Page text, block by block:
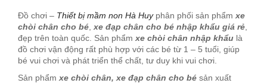
Đồ chơi – Thiết bị mầm non Hà Huyphân phối sản phẩmxe
chòi chân cho bé,xe đạp chân cho bé nhập khẩu giá rẻ,
đẹp trên toàn quốc. Sản phẩmxe chòi chân nhập khẩu là
đồ chơi vận động rất phù hợp với các bé từ 1 – 5 tuổi, giúp
bé vui chơi và phát triển thể chất, tư duy khi vui chơi.
Sản phẩm xe chòi chân, xe đạp chân cho bé sản xuất